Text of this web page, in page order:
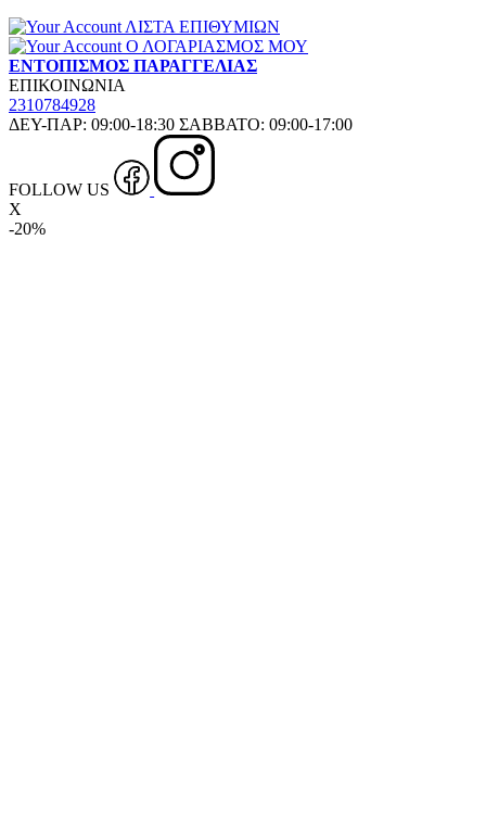
ΛΙΣΤΑ ΕΠΙΘΥΜΙΩΝ
Ο ΛΟΓΑΡΙΑΣΜΟΣ ΜΟΥ
ΕΝΤΟΠΙΣΜΟΣ ΠΑΡΑΓΓΕΛΙΑΣ
ΕΠΙΚΟΙΝΩΝΙΑ
2310784928
ΔΕΥ-ΠΑΡ: 09:00-18:30 ΣΑΒΒΑΤΟ: 09:00-17:00
FOLLOW US
X
-20%